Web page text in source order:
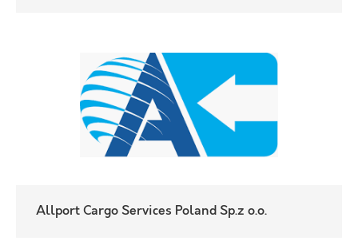
Allport Cargo Services Poland Sp.z o.o.